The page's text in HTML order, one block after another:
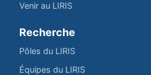
Venir au LIRIS
Recherche
Pôles du LIRIS
Équipes du LIRIS